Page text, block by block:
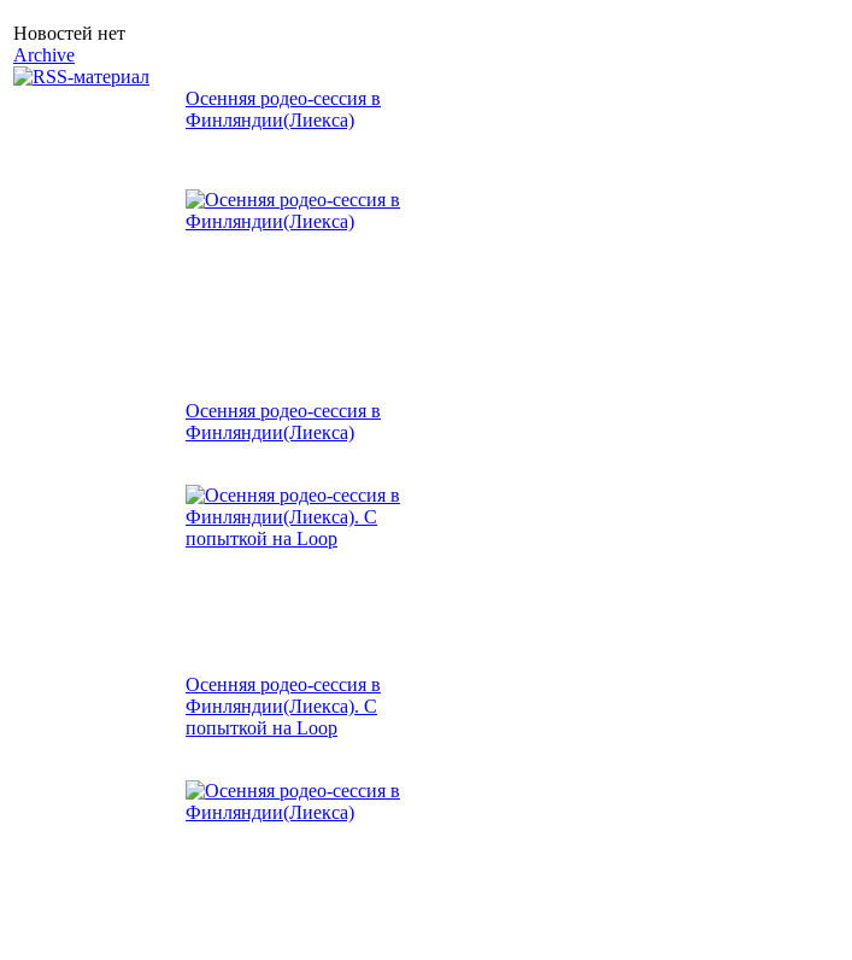
Новостей нет
Archive
Осенняя родео-сессия в
Финляндии(Лиекса)
Осенняя родео-сессия в
Финляндии(Лиекса)
Осенняя родео-сессия в
Финляндии(Лиекса). С
попыткой на Loop